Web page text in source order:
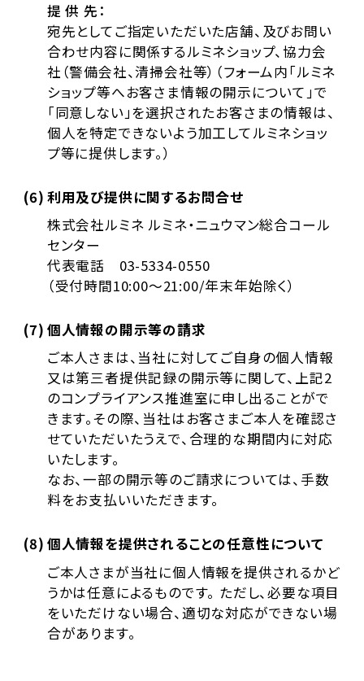
提 供 先：
宛先としてご指定いただいた店舗、及びお問い
合わせ内容に関係するルミネショップ、協力会
社（警備会社、清掃会社等）（フォーム内「ルミネ
ショップ等へお客さま情報の開示について」で
「同意しない」を選択されたお客さまの情報は、
個人を特定できないよう加工してルミネショッ
プ等に提供します。）
(6) 利用及び提供に関するお問合せ
株式会社ルミネ ルミネ・ニュウマン総合コール
センター
代表電話 03-5334-0550
（受付時間10:00～21:00/年末年始除く）
(7) 個人情報の開示等の請求
ご本人さまは、当社に対してご自身の個人情報
又は第三者提供記録の開示等に関して、上記2
のコンプライアンス推進室に申し出ることがで
きます。その際、当社はお客さまご本人を確認さ
せていただいたうえで、合理的な期間内に対応
いたします。
なお、一部の開示等のご請求については、手数
料をお支払いいただきます。
(8) 個人情報を提供されることの任意性について
ご本人さまが当社に個人情報を提供されるかど
うかは任意によるものです。 ただし、必要な項目
をいただけない場合、適切な対応ができない場
合があります。